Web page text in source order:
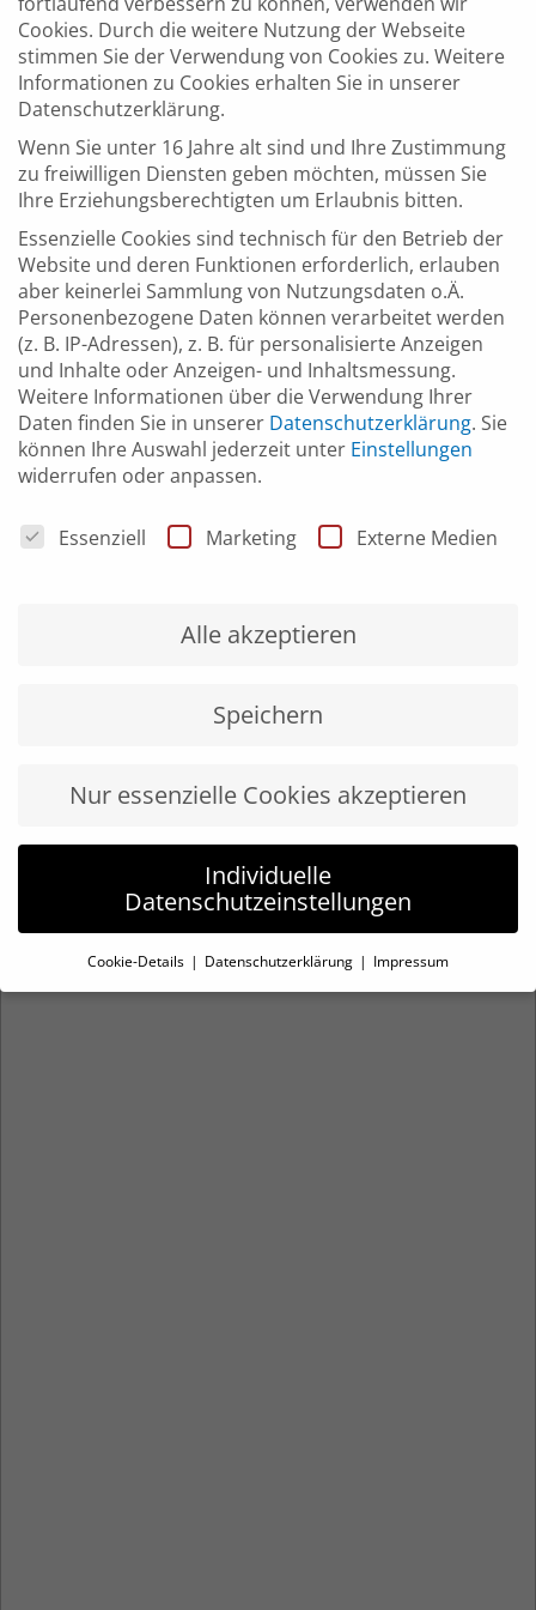
inspirierenden Abends voller Ideen, Networking und
spannender Impulse zu werden.
Jetzt direkt hier als Besucher:in anmelden .
Die Teilnahme an der Veranstaltung ist kostenfrei
UHRZEIT
(Donnerstag)16:00–20:30
ORT
Sparkassenforum der Kreissparkasse Böblingen
Bahnhofstraße 8, 71034 Böblingen
Wirtschaftsförderung Landkreis Böblingen
Cookies. Durch die weitere Nutzung der Webseite
stimmen Sie der Verwendung von Cookies zu. Weitere
Informationen zu Cookies erhalten Sie in unserer
Datenschutzerklärung.
Wenn Sie unter 16 Jahre alt sind und Ihre Zustimmung
zu freiwilligen Diensten geben möchten, müssen Sie
Ihre Erziehungsberechtigten um Erlaubnis bitten.
Essenzielle Cookies sind technisch für den Betrieb der
Website und deren Funktionen erforderlich, erlauben
aber keinerlei Sammlung von Nutzungsdaten o.Ä.
Personenbezogene Daten können verarbeitet werden
(z. B. IP-Adressen), z. B. für personalisierte Anzeigen
und Inhalte oder Anzeigen- und Inhaltsmessung.
Weitere Informationen über die Verwendung Ihrer
Daten finden Sie in unserer Datenschutzerklärung. Sie
können Ihre Auswahl jederzeit unter Einstellungen
widerrufen oder anpassen.
Datenschutzeinstellungen
Essenziell Marketing Externe Medien
Alle akzeptieren
Speichern
Nur essenzielle Cookies akzeptieren
Individuelle
Datenschutzeinstellungen
Cookie-Details Datenschutzerklärung Impressum
Datenschutzeinstellungen